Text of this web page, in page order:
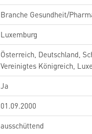
Branche Gesundheit/
Luxemburg
Österreich, Deutschland,
Vereinigtes Königreich,
Ja
01.09.2000
ausschüttend